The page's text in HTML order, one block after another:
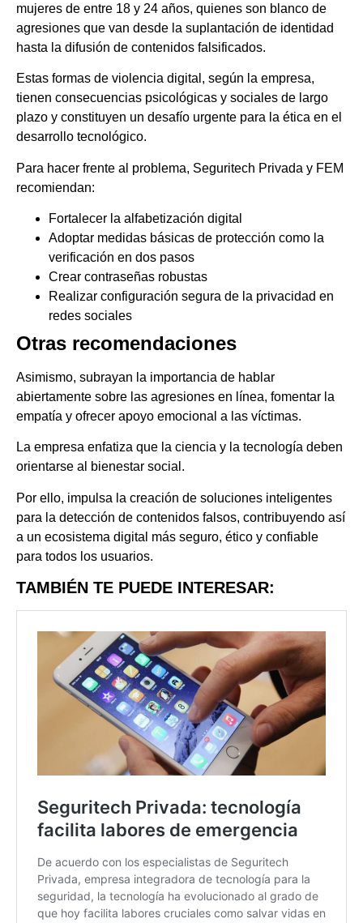
mujeres de entre 18 y 24 años, quienes son blanco de
agresiones que van desde la suplantación de identidad
hasta la difusión de contenidos falsificados.
Estas formas de violencia digital, según la empresa,
tienen consecuencias psicológicas y sociales de largo
plazo y constituyen un desafío urgente para la ética en el
desarrollo tecnológico.
Para hacer frente al problema, Seguritech Privada y FEM
recomiendan:
Fortalecer la alfabetización digital
Adoptar medidas básicas de protección como la
verificación en dos pasos
Crear contraseñas robustas
Realizar configuración segura de la privacidad en
redes sociales
Otras recomendaciones
Asimismo, subrayan la importancia de hablar
abiertamente sobre las agresiones en línea, fomentar la
empatía y ofrecer apoyo emocional a las víctimas.
La empresa enfatiza que la ciencia y la tecnología deben
orientarse al bienestar social.
Por ello, impulsa la creación de soluciones inteligentes
para la detección de contenidos falsos, contribuyendo así
a un ecosistema digital más seguro, ético y confiable
para todos los usuarios.
TAMBIÉN TE PUEDE INTERESAR: